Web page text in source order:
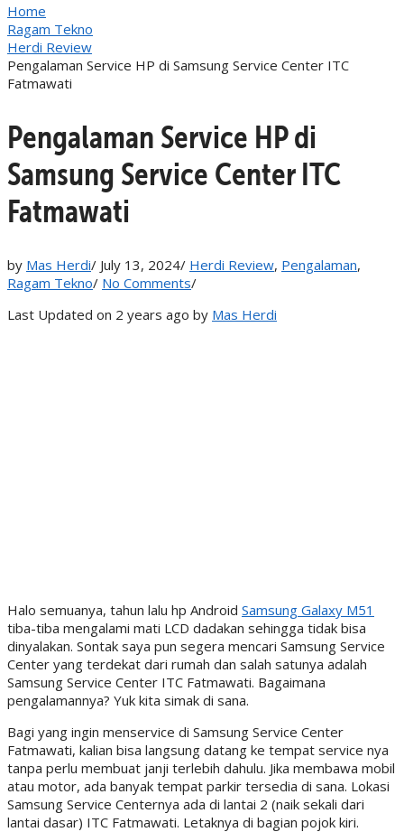
Home
Ragam Tekno
Herdi Review
Pengalaman Service HP di Samsung Service Center ITC
Fatmawati
Pengalaman Service HP di
Samsung Service Center ITC
Fatmawati
by Mas Herdi/ July 13, 2024/ Herdi Review, Pengalaman,
Ragam Tekno/ No Comments/
Last Updated on 2 years ago by Mas Herdi
Halo semuanya, tahun lalu hp Android Samsung Galaxy M51
tiba-tiba mengalami mati LCD dadakan sehingga tidak bisa
dinyalakan. Sontak saya pun segera mencari Samsung Service
Center yang terdekat dari rumah dan salah satunya adalah
Samsung Service Center ITC Fatmawati. Bagaimana
pengalamannya? Yuk kita simak di sana.
Bagi yang ingin menservice di Samsung Service Center
Fatmawati, kalian bisa langsung datang ke tempat service nya
tanpa perlu membuat janji terlebih dahulu. Jika membawa mobil
atau motor, ada banyak tempat parkir tersedia di sana. Lokasi
Samsung Service Centernya ada di lantai 2 (naik sekali dari
lantai dasar) ITC Fatmawati. Letaknya di bagian pojok kiri.